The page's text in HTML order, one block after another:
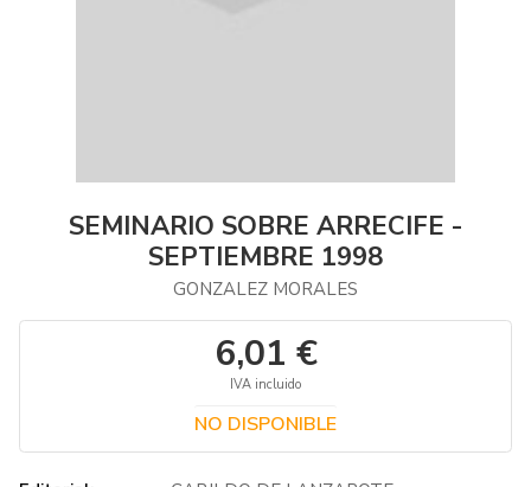
SEMINARIO SOBRE ARRECIFE -
SEPTIEMBRE 1998
GONZALEZ MORALES
6,01 €
IVA incluido
NO DISPONIBLE